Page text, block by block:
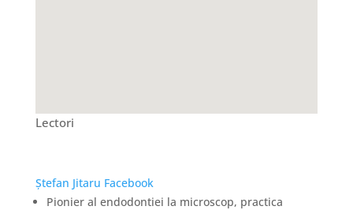
Lectori
Ştefan Jitaru Facebook
Pionier al endodontiei la microscop, practica